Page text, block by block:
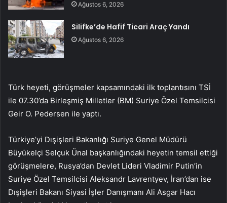
Ağustos 6, 2026
Silifke’de Hafif Ticari Araç Yandı
Ağustos 6, 2026
Türk heyeti, görüşmeler kapsamındaki ilk toplantısını TSİ
ile 07.30’da Birleşmiş Milletler (BM) Suriye Özel Temsilcisi
Geir O. Pedersen ile yaptı.
Türkiye’yi Dışişleri Bakanlığı Suriye Genel Müdürü
Büyükelçi Selçuk Ünal başkanlığındaki heyetin temsil ettiği
görüşmelere, Rusya’dan Devlet Lideri Vladimir Putin’in
Suriye Özel Temsilcisi Aleksandr Lavrentyev, İran’dan ise
Dışişleri Bakanı Siyasi İşler Danışmanı Ali Asgar Hacı